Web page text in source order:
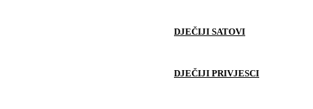
DJEČIJI SATOVI
DJEČIJI PRIVJESCI